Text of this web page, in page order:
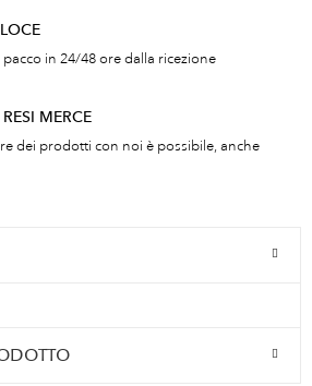
in 24/48 ore dalla ricezione
MERCE
dei prodotti con noi è possibile, anche